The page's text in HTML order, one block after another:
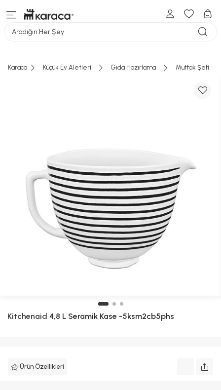
Aradığın Her Şey
Karaca Küçük Ev Aletleri Gıda Hazırlama Mutfak Şefi
Kitchenaid 4,8 L Seramik Kase -5ksm2cb5phs
Ürün Özellikleri